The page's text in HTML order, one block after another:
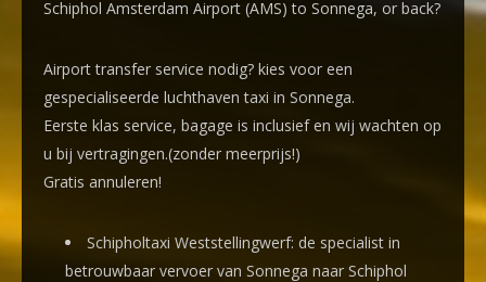
Schiphol Amsterdam Airport (AMS) to Sonnega, or back?
Airport transfer service nodig? kies voor een
gespecialiseerde luchthaven taxi in Sonnega.
Eerste klas service, bagage is inclusief en wij wachten op
u bij vertragingen.(zonder meerprijs!)
Gratis annuleren!
Schipholtaxi Weststellingwerf: de specialist in
betrouwbaar vervoer van Sonnega naar Schiphol